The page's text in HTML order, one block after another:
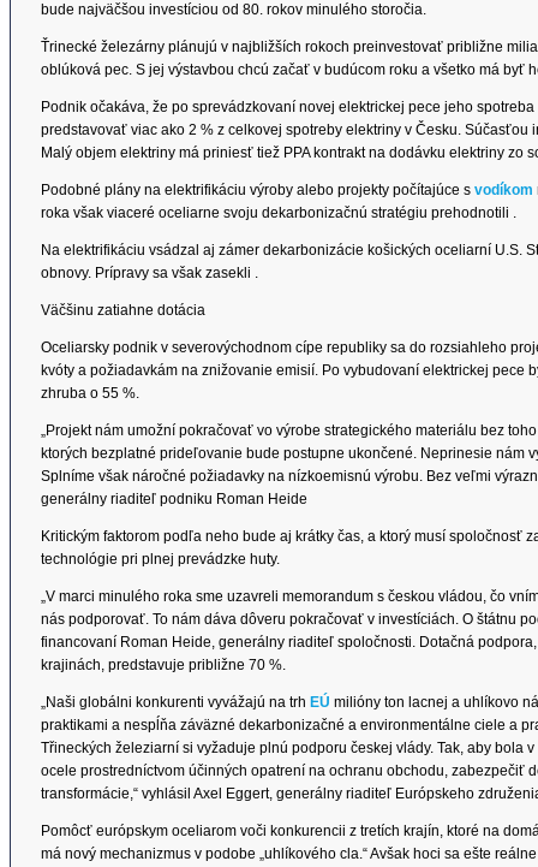
bude najväčšou investíciou od 80. rokov minulého storočia.
Ťrinecké železárny plánujú v najbližších rokoch preinvestovať približne
oblúková pec. S jej výstavbou chcú začať v budúcom roku a všetko má byť
Podnik očakáva, že po sprevádzkovaní novej elektrickej pece jeho
predstavovať viac ako 2 % z celkovej spotreby elektriny v Česku.
Malý objem elektriny má priniesť tiež PPA kontrakt na dodávku elektriny zo
Podobné plány na elektrifikáciu výroby alebo projekty počítajúce s vodíkom
roka však viaceré oceliarne svoju dekarbonizačnú stratégiu prehodnotili .
Na elektrifikáciu vsádzal aj zámer dekarbonizácie košických oceliarní U.S.
obnovy. Prípravy sa však zasekli .
Väčšinu zatiahne dotácia
Oceliarsky podnik v severovýchodnom cípe republiky sa do rozsiahleho
kvóty a požiadavkám na znižovanie emisií. Po vybudovaní elektrickej
zhruba o 55 %.
„Projekt nám umožní pokračovať vo výrobe strategického materiálu bez
ktorých bezplatné prideľovanie bude postupne ukončené. Neprinesie nám
Splníme však náročné požiadavky na nízkoemisnú výrobu. Bez veľmi
generálny riaditeľ podniku Roman Heide
Kritickým faktorom podľa neho bude aj krátky čas, a ktorý musí spoločnosť
technológie pri plnej prevádzke huty.
„V marci minulého roka sme uzavreli memorandum s českou vládou, čo
nás podporovať. To nám dáva dôveru pokračovať v investíciách. O štátnu
financovaní Roman Heide, generálny riaditeľ spoločnosti. Dotačná
krajinách, predstavuje približne 70 %.
„Naši globálni konkurenti vyvážajú na trh EÚ milióny ton lacnej a uhlíkovo
praktikami a nespĺňa záväzné dekarbonizačné a environmentálne ciele a
Třineckých železiarní si vyžaduje plnú podporu českej vlády. Tak, aby bola
ocele prostredníctvom účinných opatrení na ochranu obchodu, zabezpečiť
transformácie,“ vyhlásil Axel Eggert, generálny riaditeľ Európskeho
Pomôcť európskym oceliarom voči konkurencii z tretích krajín, ktoré na
má nový mechanizmus v podobe „uhlíkového cla.“ Avšak hoci sa ešte